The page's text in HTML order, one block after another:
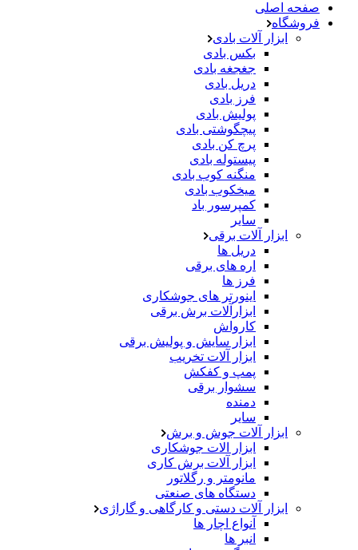
صفحه اصلی
فروشگاه
ابزار آلات بادی
بکس بادی
جغجغه بادی
دریل بادی
فرز بادی
پولیش بادی
پیچگوشتی بادی
پرچ کن بادی
پیستوله بادی
منگنه کوب بادی
میخکوب بادی
کمپرسور باد
سایر
ابزار آلات برقی
دریل ها
اره های برقی
فرز ها
اینورتر های جوشکاری
ابزارآلات برش برقی
کارواش
ابزار سایش و پولیش برقی
ابزار آلات تخریب
پمپ و کفکش
سشوار برقی
دمنده
سایر
ابزار آلات جوش و برش
ابزار الات جوشکاری
ابزار آلات برش کاری
مانومتر و رگلاتور
دستگاه های صنعتی
ابزار آلات دستی و کارگاهی و گاراژی
آنواع اچار ها
انبر ها